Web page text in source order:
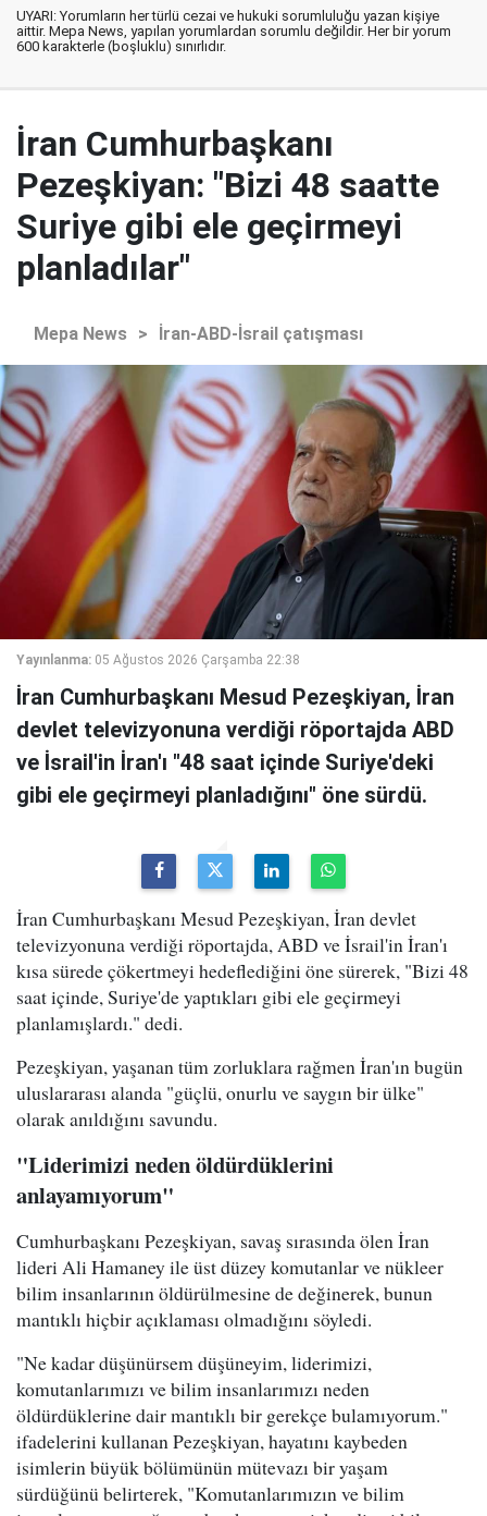
UYARI: Yorumların her türlü cezai ve hukuki sorumluluğu yazan kişiye
aittir. Mepa News, yapılan yorumlardan sorumlu değildir. Her bir yorum
600 karakterle (boşluklu) sınırlıdır.
İran Cumhurbaşkanı
Pezeşkiyan: "Bizi 48 saatte
Suriye gibi ele geçirmeyi
planladılar"
Mepa News > İran-ABD-İsrail çatışması
Yayınlanma: 05 Ağustos 2026 Çarşamba 22:38
İran Cumhurbaşkanı Mesud Pezeşkiyan, İran
devlet televizyonuna verdiği röportajda ABD
ve İsrail'in İran'ı "48 saat içinde Suriye'deki
gibi ele geçirmeyi planladığını" öne sürdü.
İran Cumhurbaşkanı Mesud Pezeşkiyan, İran devlet
televizyonuna verdiği röportajda, ABD ve İsrail'in İran'ı
kısa sürede çökertmeyi hedeflediğini öne sürerek, "Bizi 48
saat içinde, Suriye'de yaptıkları gibi ele geçirmeyi
planlamışlardı." dedi.
Pezeşkiyan, yaşanan tüm zorluklara rağmen İran'ın bugün
uluslararası alanda "güçlü, onurlu ve saygın bir ülke"
olarak anıldığını savundu.
"Liderimizi neden öldürdüklerini
anlayamıyorum"
Cumhurbaşkanı Pezeşkiyan, savaş sırasında ölen İran
lideri Ali Hamaney ile üst düzey komutanlar ve nükleer
bilim insanlarının öldürülmesine de değinerek, bunun
mantıklı hiçbir açıklaması olmadığını söyledi.
"Ne kadar düşünürsem düşüneyim, liderimizi,
komutanlarımızı ve bilim insanlarımızı neden
öldürdüklerine dair mantıklı bir gerekçe bulamıyorum."
ifadelerini kullanan Pezeşkiyan, hayatını kaybeden
isimlerin büyük bölümünün mütevazı bir yaşam
sürdüğünü belirterek, "Komutanlarımızın ve bilim